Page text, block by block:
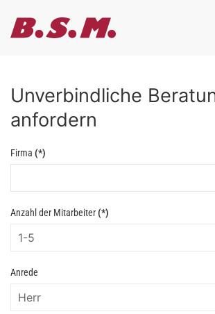
Zum Hauptinhalt springen
Unverbindliche
anfordern
Firma (*)
Anzahl der Mitarbeiter(*)
Anrede